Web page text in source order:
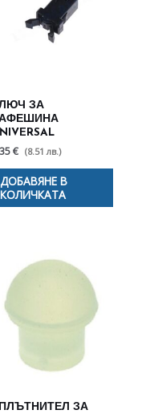
ЗА
€ (8.51 лв.)
ДОБАВЯНЕ В
КОЛИЧКАТА
ЗА